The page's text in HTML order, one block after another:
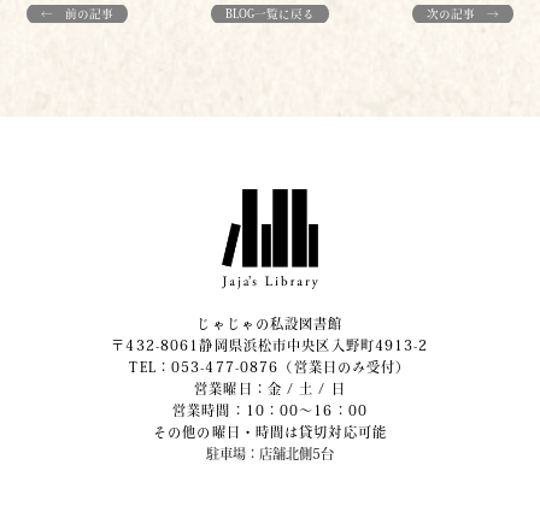
← 前の記事 BLOG一覧に戻る 次の記事 →
じゃじゃの私設図書館
〒432-8061静岡県浜松市中央区入野町4913-2
​TEL：053-477-0876（営業日のみ受付）
営業曜日：金 / 土 / 日
営業時間：10：00～16：00
その他の曜日・時間は貸切対応可能
駐車場：店舗北側5台